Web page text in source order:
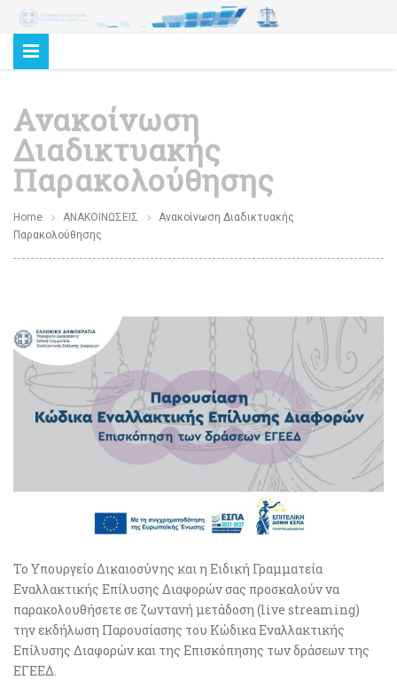
Ανακοίνωση
Διαδικτυακής
Παρακολούθησης
Home ΑΝΑΚΟΙΝΩΣΕΙΣ
Ανακοίνωση Διαδικτυακής
Παρακολούθησης
Το Υπουργείο Δικαιοσύνης και η Ειδική Γραμματεία
Εναλλακτικής Επίλυσης Διαφορών σας προσκαλούν να
παρακολουθήσετε σε ζωντανή μετάδοση (live streaming)
την εκδήλωση Παρουσίασης του Κώδικα Εναλλακτικής
Επίλυσης Διαφορών και της Επισκόπησης των δράσεων της
ΕΓΕΕΔ.